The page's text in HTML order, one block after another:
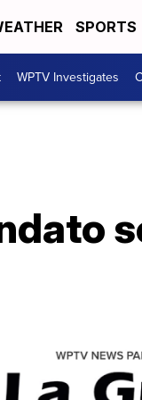
SPORTS
WPTV Investigates